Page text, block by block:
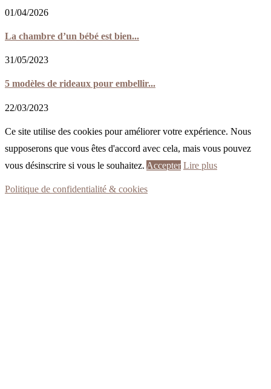
01/04/2026
La chambre d’un bébé est bien...
31/05/2023
5 modèles de rideaux pour embellir...
22/03/2023
Ce site utilise des cookies pour améliorer votre expérience. Nous
supposerons que vous êtes d'accord avec cela, mais vous pouvez
vous désinscrire si vous le souhaitez. Accepter Lire plus
Politique de confidentialité & cookies